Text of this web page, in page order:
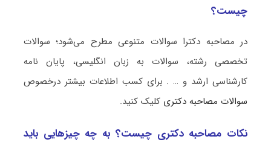
چیست؟
در مصاحبه دکترا سوالات متنوعی مطرح می‌شود؛ سوالات
تخصصی رشته، سوالات به زبان انگلیسی، پایان نامه
کارشناسی ارشد و … . برای کسب اطلاعات بیشتر درخصوص
سوالات مصاحبه دکتری کلیک کنید.
نکات مصاحبه دکتری چیست؟ به چه چیزهایی باید